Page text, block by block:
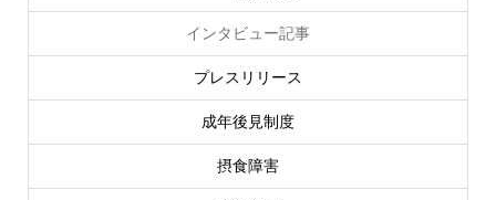
インタビュー記事
プレスリリース
成年後見制度
摂食障害